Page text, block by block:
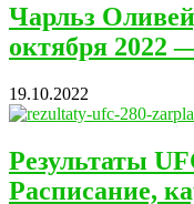
Чарльз
октября 2022
19.10.2022
Результаты
Расписание,